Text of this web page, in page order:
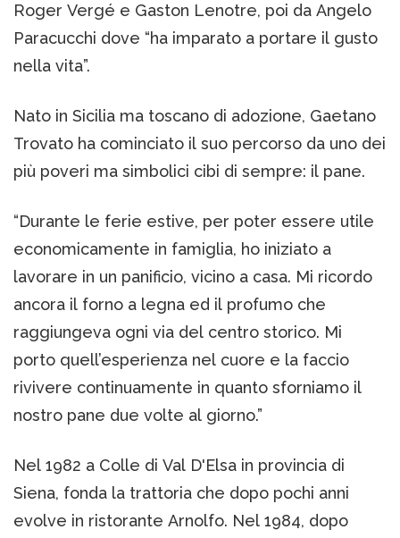
Roger Vergé e Gaston Lenotre, poi da Angelo
Paracucchi dove “ha imparato a portare il gusto
nella vita”.
Nato in Sicilia ma toscano di adozione, Gaetano
Trovato ha cominciato il suo percorso da uno dei
più poveri ma simbolici cibi di sempre: il pane.
“Durante le ferie estive, per poter essere utile
economicamente in famiglia, ho iniziato a
lavorare in un panificio, vicino a casa. Mi ricordo
ancora il forno a legna ed il profumo che
raggiungeva ogni via del centro storico. Mi
porto quell’esperienza nel cuore e la faccio
rivivere continuamente in quanto sforniamo il
nostro pane due volte al giorno.”
Nel 1982 a Colle di Val D'Elsa in provincia di
Siena, fonda la trattoria che dopo pochi anni
evolve in ristorante Arnolfo. Nel 1984, dopo